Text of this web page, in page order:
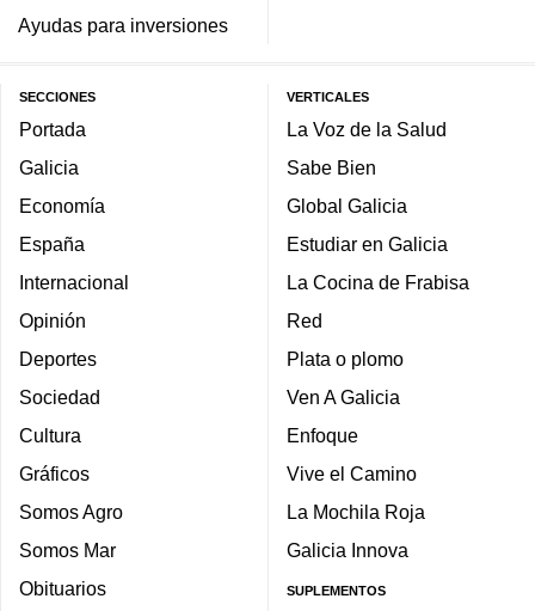
Ayudas para inversiones
SECCIONES
Portada
Galicia
Economía
España
Internacional
Opinión
Deportes
Sociedad
Cultura
Gráficos
Somos Agro
Somos Mar
Obituarios
VERTICALES
La Voz de la Salud
Sabe Bien
Global Galicia
Estudiar en Galicia
La Cocina de Frabisa
Red
Plata o plomo
Ven A Galicia
Enfoque
Vive el Camino
La Mochila Roja
Galicia Innova
SUPLEMENTOS